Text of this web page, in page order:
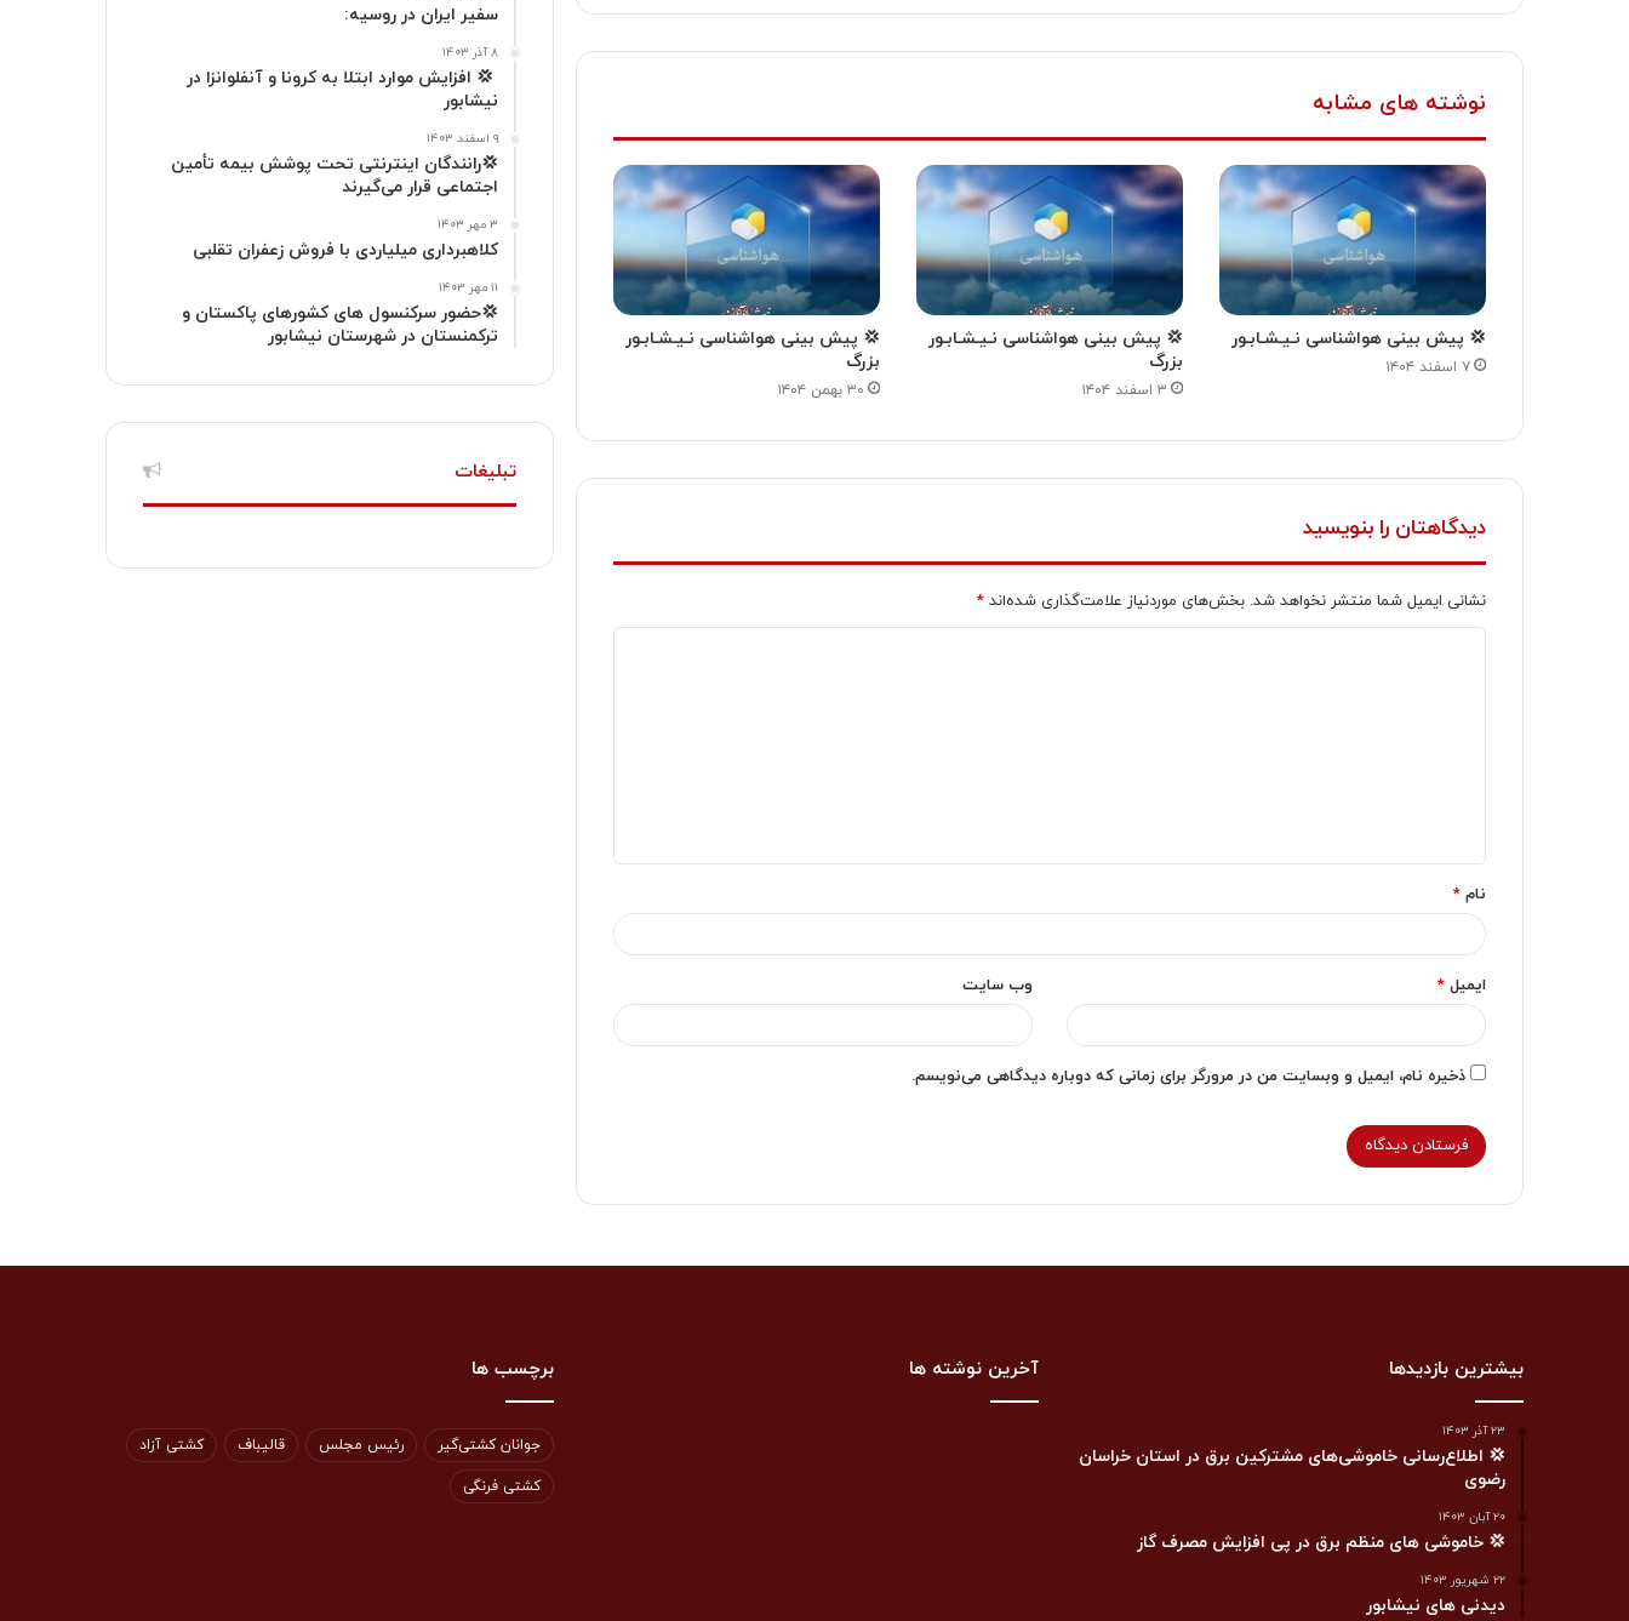
نوشته های مشابه
💢 پیش بینی هواشناسی نـیـشـابـور
۷ اسفند ۱۴۰۴
💢 پیش بینی هواشناسی نـیـشـابـور
بزرگ
۳ اسفند ۱۴۰۴
💢 پیش بینی هواشناسی نـیـشـابـور
بزرگ
۳۰ بهمن ۱۴۰۴
دیدگاهتان را بنویسید
نشانی ایمیل شما منتشر نخواهد شد. بخش‌های موردنیاز علامت‌گذاری شده‌اند *
*
نام *
ایمیل * وب‌ سایت
ذخیره نام، ایمیل و وبسایت من در مرورگر برای زمانی که دوباره دیدگاهی می‌نویسم.
ا
م
سفیر ایران در روسیه:
۸ آذر ۱۴۰۳
‍ 💢 افزایش موارد ابتلا به کرونا و آنفلوانزا در
نیشابور
۹ اسفند ۱۴۰۳
💢رانندگان اینترنتی تحت پوشش بیمه تأمین
اجتماعی قرار می‌گیرند
۳ مهر ۱۴۰۳
کلاهبرداری میلیاردی با فروش زعفران تقلبی
۱۱ مهر ۱۴۰۳
💢حضور سرکنسول های کشورهای پاکستان و
ترکمنستان در شهرستان نیشابور
تبلیغات
بیشترین بازدیدها
۲۳ آذر ۱۴۰۳
💢 اطلاع‌رسانی خاموشی‌های مشترکین برق در استان خراسان
رضوی
۲۰ آبان ۱۴۰۳
💢 خاموشی های منظم برق در پی افزایش مصرف گاز
۲۲ شهریور ۱۴۰۳
دیدنی های نیشابور
آخرین نوشته ها برچسب ها
جوانان کشتی‌گیر رئیس مجلس قالیباف کشتی آزاد
کشتی فرنگی